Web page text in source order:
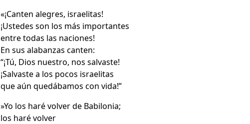
«¡Canten alegres, israelitas!
¡Ustedes son los más importantes
entre todas las naciones!
En sus alabanzas canten:
“¡Tú, Dios nuestro, nos salvaste!
¡Salvaste a los pocos israelitas
que aún quedábamos con vida!”
»Yo los haré volver de Babilonia;
los haré volver